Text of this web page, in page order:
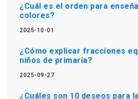
¿Cuál es el orden para
colores?
2025-10-01
¿Cómo explicar fracciones
niños de primaria?
2025-09-27
¿Cuáles son 10 deseos para